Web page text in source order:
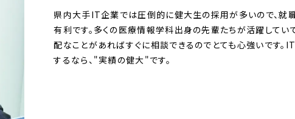
県内大手IT企業では圧倒的に健大生の採用が多いので、就
有利です。多くの医療情報学科出身の先輩たちが活躍してい
配なことがあればすぐに相談できるのでとても心強いです。
するなら、"実績の健大"です。